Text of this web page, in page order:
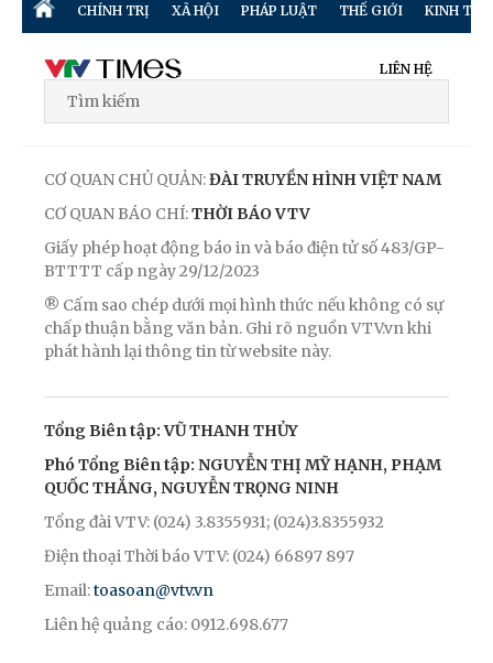
CHÍNH TRỊ XÃ HỘI PHÁP LUẬT THẾ GIỚI KINH TẾ
LIÊN HỆ
CƠ QUAN CHỦ QUẢN:ĐÀI TRUYỀN HÌNH VIỆT NAM
CƠ QUAN BÁO CHÍ:THỜI BÁO VTV
Giấy phép hoạt động báo in và báo điện tử số 483/GP-
BTTTT cấp ngày 29/12/2023
® Cấm sao chép dưới mọi hình thức nếu không có sự
chấp thuận bằng văn bản. Ghi rõ nguồn VTV.vn khi
phát hành lại thông tin từ website này.
Tổng Biên tập: VŨ THANH THỦY
Phó Tổng Biên tập: NGUYỄN THỊ MỸ HẠNH, PHẠM
QUỐC THẮNG, NGUYỄN TRỌNG NINH
Tổng đài VTV: (024) 3.8355931; (024)3.8355932
Điện thoại Thời báo VTV: (024) 66897 897
Email:toasoan@vtv.vn
Liên hệ quảng cáo: 0912.698.677